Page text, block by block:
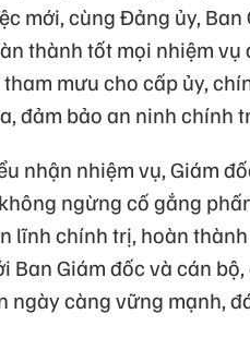
mới, cùng Đảng ủy,
thành tốt mọi nhiệm
tham mưu cho cấp ủy,
đảm bảo an ninh chính
nhận nhiệm vụ, Giám
ngừng cố gắng
lĩnh chính trị, hoàn
Ban Giám đốc và cán
ngày càng vững mạnh,